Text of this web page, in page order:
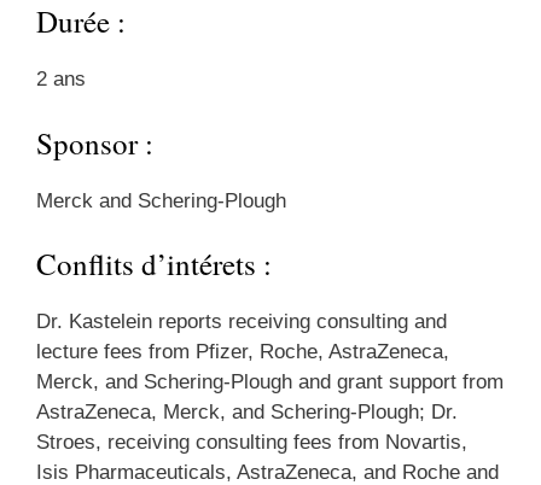
Durée :
2 ans
Sponsor :
Merck and Schering-Plough
Conflits d’intérets :
Dr. Kastelein reports receiving consulting and
lecture fees from Pfizer, Roche, AstraZeneca,
Merck, and Schering-Plough and grant support from
AstraZeneca, Merck, and Schering-Plough; Dr.
Stroes, receiving consulting fees from Novartis,
Isis Pharmaceuticals, AstraZeneca, and Roche and